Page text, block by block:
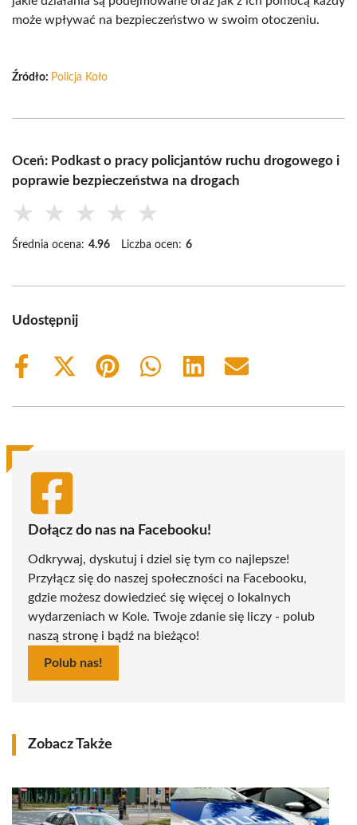
może wpływać na bezpieczeństwo w swoim otoczeniu.
Źródło: Policja Koło
Oceń: Podkast o pracy policjantów ruchu drogowego i
poprawie bezpieczeństwa na drogach
★ ★ ★ ★ ★
Średnia ocena: 4.96 Liczba ocen: 6
Udostępnij
Share
Share
(Twitter)
Share
Share
Share
Share
Dołącz do nas na Facebooku!
Odkrywaj, dyskutuj i dziel się tym co najlepsze!
Przyłącz się do naszej społeczności na Facebooku,
gdzie możesz dowiedzieć się więcej o lokalnych
wydarzeniach w Kole. Twoje zdanie się liczy - polub
naszą stronę i bądź na bieżąco!
Polub nas!
Zobacz Także